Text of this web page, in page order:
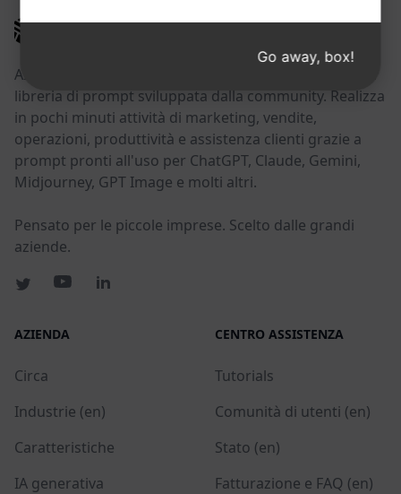
AIPRM
AIPRM è uno strumento di gestione dei prompt e una
libreria di prompt sviluppata dalla community. Realizza
in pochi minuti attività di marketing, vendite,
operazioni, produttività e assistenza clienti grazie a
prompt pronti all'uso per ChatGPT, Claude, Gemini,
Midjourney, GPT Image e molti altri.
Pensato per le piccole imprese. Scelto dalle grandi
aziende.
AZIENDA
Circa
Industrie (en)
Caratteristiche
IA generativa
CENTRO ASSISTENZA
Tutorials
Comunità di utenti (en)
Stato (en)
Fatturazione e FAQ (en)
Go away, box!